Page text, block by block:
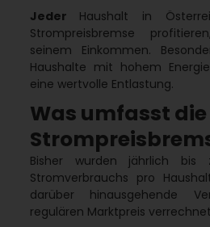
Jeder Haushalt in
Strompreisbremse
seinem Einkommen.
Haushalte mit hohem
eine wertvolle Entlastung.
Was umfasst die
Bisher wurden jährlich
Stromverbrauchs pro
darüber hinausgehende
regulären Marktpreis